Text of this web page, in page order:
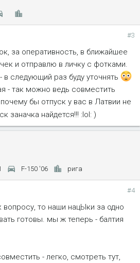
#3
за оперативность, в ближайшее
и отправлю в личку с фотками.
в следующий раз буду уточнять
- так можно ведь совместить
бы отпуск у вас в Латвии не
заначка найдется!!! :lol: )
F-150 '06 рига
#4
вопросу, то наши нацЫки за одно
готовы. мы ж теперь - балтия
- легко, смотреть тут,